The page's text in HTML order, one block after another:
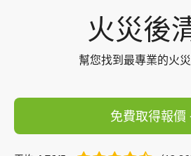
火災後
幫您找到最專業的火
免費取得報價